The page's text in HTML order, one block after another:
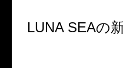
LUNA SEAの